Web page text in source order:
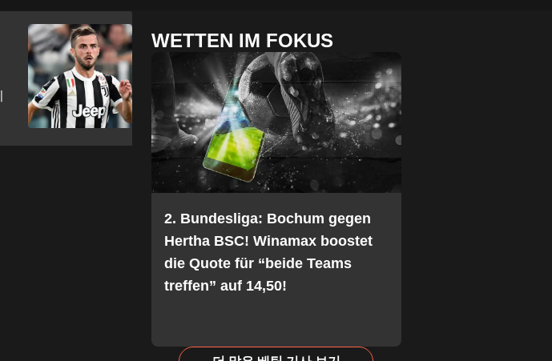
WETTEN IM FOKUS
2. Bundesliga: Bochum gegen
Hertha BSC! Winamax boostet
die Quote für “beide Teams
treffen” auf 14,50!